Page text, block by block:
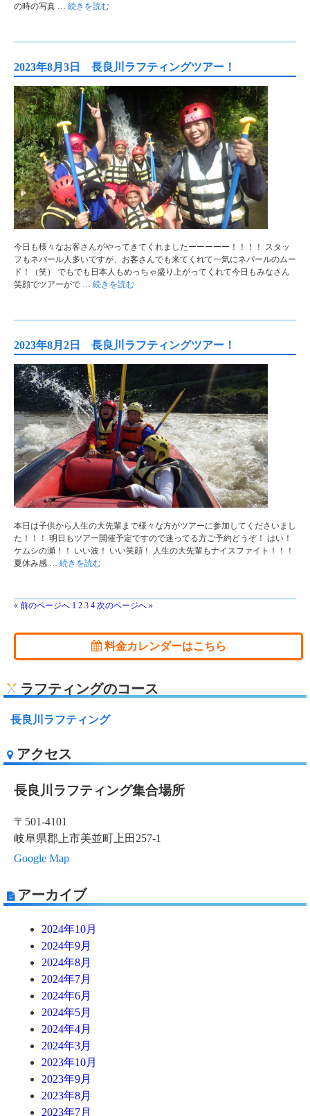
の時の写真 … 続きを読む
2023年8月3日 長良川ラフティングツアー！
今日も様々なお客さんがやってきてくれましたーーーーー！！！！ スタッ
フもネパール人多いですが、お客さんでも来てくれて一気にネパールのムー
ド！（笑） でもでも日本人もめっちゃ盛り上がってくれて今日もみなさん
笑顔でツアーがで … 続きを読む
2023年8月2日 長良川ラフティングツアー！
本日は子供から人生の大先輩まで様々な方がツアーに参加してくださいまし
た！！！ 明日もツアー開催予定ですので迷ってる方ご予約どうぞ！ はい！
ケムシの瀬！！ いい波！ いい笑顔！ 人生の大先輩もナイスファイト！！！
夏休み感 … 続きを読む
« 前のページへ 1 2 3 4 次のページへ »
料金カレンダーはこちら
ラフティングのコース
長良川ラフティング
アクセス
長良川ラフティング集合場所
〒501-4101
岐阜県郡上市美並町上田257-1
Google Map
アーカイブ
2024年10月
2024年9月
2024年8月
2024年7月
2024年6月
2024年5月
2024年4月
2024年3月
2023年10月
2023年9月
2023年8月
2023年7月